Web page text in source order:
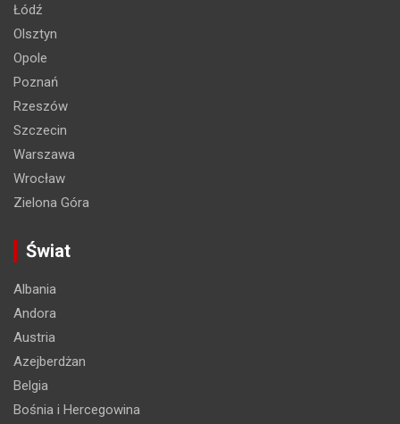
Łódź
Olsztyn
Opole
Poznań
Rzeszów
Szczecin
Warszawa
Wrocław
Zielona Góra
Świat
Albania
Andora
Austria
Azejberdżan
Belgia
Bośnia i Hercegowina